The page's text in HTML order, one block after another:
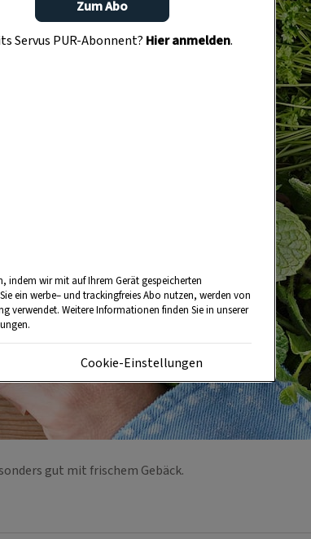
gut mit frischem Gebäck.
Zum Abo
Servus PUR-Abonnent? Hier anmelden.
indem wir mit auf Ihrem Gerät gespeicherten
ein werbe– und trackingfreies Abo nutzen, werden von
verwendet. Weitere Informationen finden Sie in unserer
Cookie-Einstellungen